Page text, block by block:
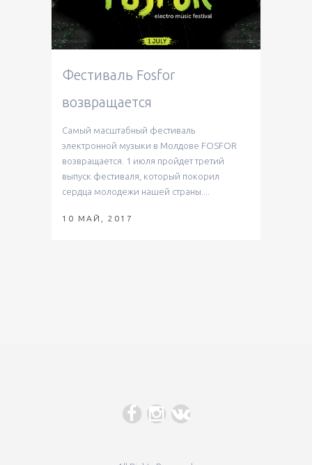
Фестиваль Fosfor
возвращается
Самый масштабный фестиваль
электронной музыки в Молдове FOSFOR
возвращается. 1 июля пройдет третий
выпуск фестиваля, который покорил
сердца молодежи нашей страны....
10 МАЙ, 2017